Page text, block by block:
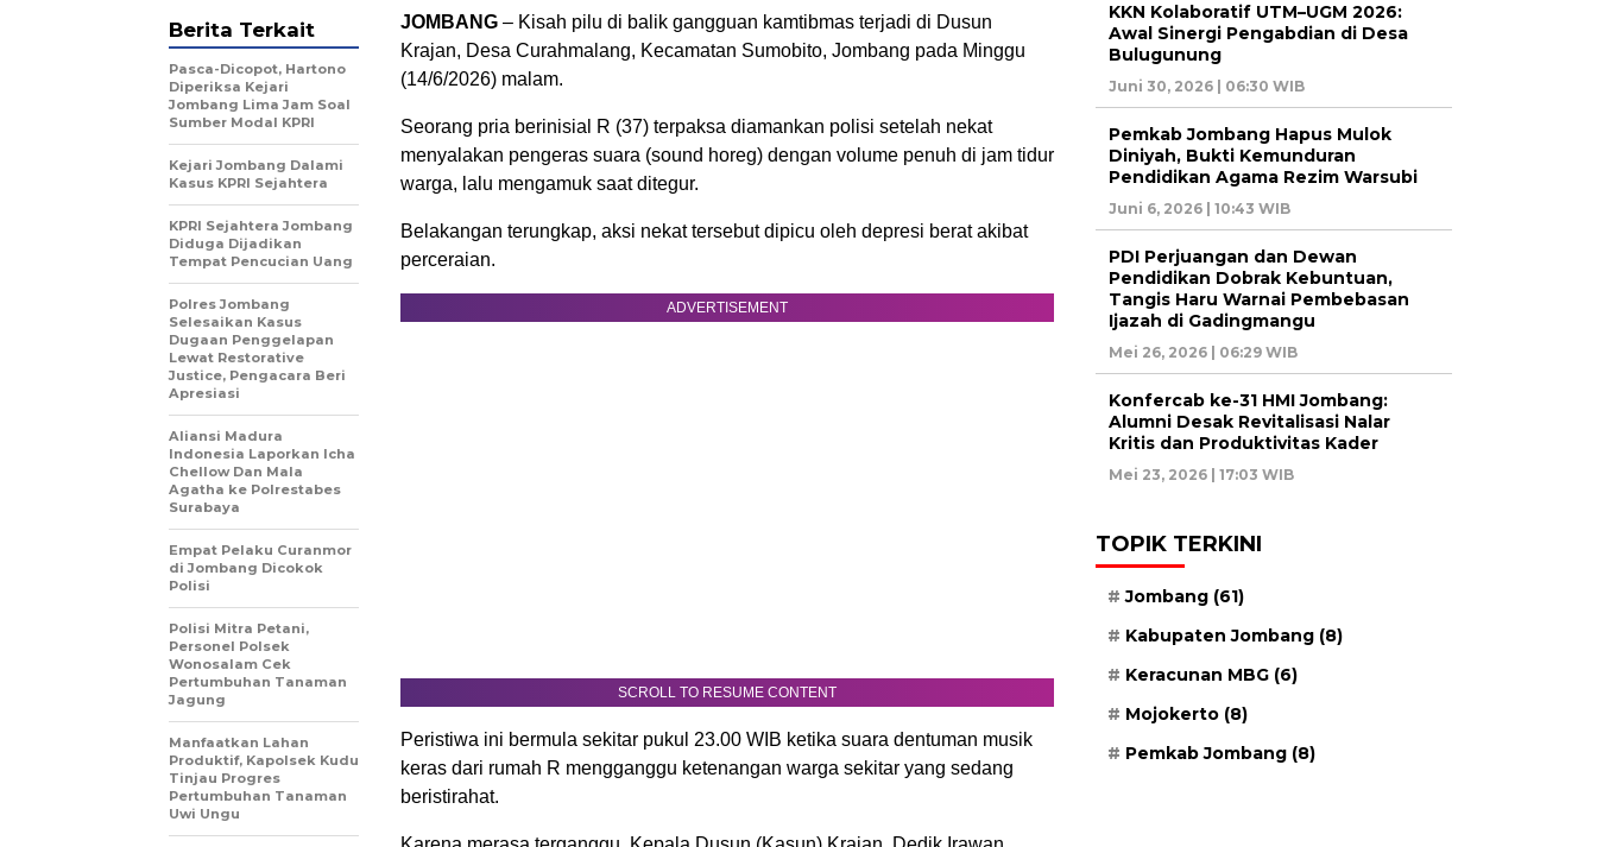
JOMBANG – Kisah pilu di balik gangguan kamtibmas terjadi di Dusun
Krajan, Desa Curahmalang, Kecamatan Sumobito, Jombang pada Minggu
(14/6/2026) malam.
Seorang pria berinisial R (37) terpaksa diamankan polisi setelah nekat
menyalakan pengeras suara (sound horeg) dengan volume penuh di jam tidur
warga, lalu mengamuk saat ditegur.
Belakangan terungkap, aksi nekat tersebut dipicu oleh depresi berat akibat
perceraian.
ADVERTISEMENT
SCROLL TO RESUME CONTENT
Peristiwa ini bermula sekitar pukul 23.00 WIB ketika suara dentuman musik
keras dari rumah R mengganggu ketenangan warga sekitar yang sedang
beristirahat.
Berita Terkait
Pasca-Dicopot, Hartono
Diperiksa Kejari
Jombang Lima Jam Soal
Sumber Modal KPRI
Kejari Jombang Dalami
Kasus KPRI Sejahtera
KPRI Sejahtera Jombang
Diduga Dijadikan
Tempat Pencucian Uang
Polres Jombang
Selesaikan Kasus
Dugaan Penggelapan
Lewat Restorative
Justice, Pengacara Beri
Apresiasi
Aliansi Madura
Indonesia Laporkan Icha
Chellow Dan Mala
Agatha ke Polrestabes
Surabaya
Empat Pelaku Curanmor
di Jombang Dicokok
Polisi
Polisi Mitra Petani,
Personel Polsek
Wonosalam Cek
Pertumbuhan Tanaman
Jagung
Manfaatkan Lahan
Produktif, Kapolsek Kudu
Tinjau Progres
Pertumbuhan Tanaman
Uwi Ungu
KKN Kolaboratif UTM–UGM 2026:
Awal Sinergi Pengabdian di Desa
Bulugunung
Juni 30, 2026 | 06:30 WIB
Pemkab Jombang Hapus Mulok
Diniyah, Bukti Kemunduran
Pendidikan Agama Rezim Warsubi
Juni 6, 2026 | 10:43 WIB
PDI Perjuangan dan Dewan
Pendidikan Dobrak Kebuntuan,
Tangis Haru Warnai Pembebasan
Ijazah di Gadingmangu
Mei 26, 2026 | 06:29 WIB
Konfercab ke-31 HMI Jombang:
Alumni Desak Revitalisasi Nalar
Kritis dan Produktivitas Kader
Mei 23, 2026 | 17:03 WIB
TOPIK TERKINI
Jombang (61)
Kabupaten Jombang (8)
Keracunan MBG (6)
Mojokerto (8)
Pemkab Jombang (8)